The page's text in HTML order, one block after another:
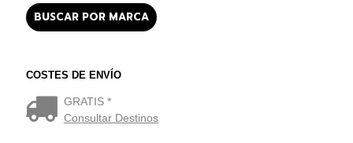
COSTES DE ENVÍO
GRATIS *
Consultar Destinos